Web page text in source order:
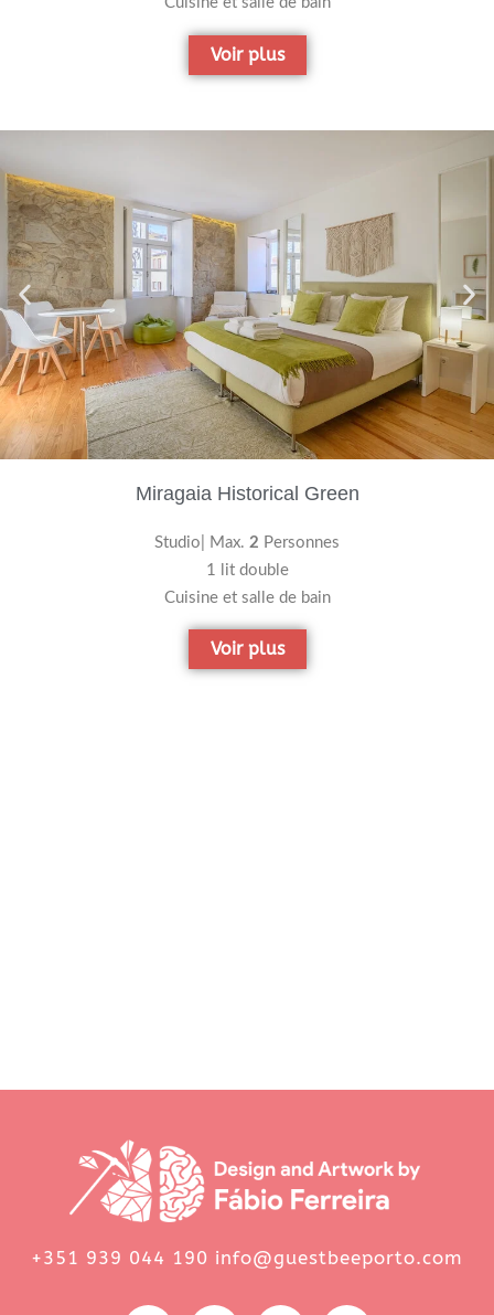
Voir plus
Miragaia Historical Green
Studio| Max. 2 Personnes
1 lit double
Cuisine et salle de bain
Voir plus
+351 939 044 190 info@guestbeeporto.com
F
I
E
W